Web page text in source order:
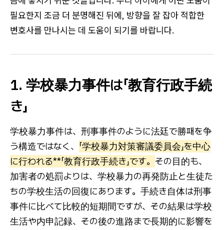
필요한지 조금 더 분명해진 뒤에, 방향을 잘 잡아 적합한
변호사를 만나시는 데 도움이 되기를 바랍니다.
1. 学校暴力事件は「教育行政手続
き」
学校暴力事件は、刑事事件のように法廷で勝패を争
う構造ではなく、 「学校暴力対策審議委員会」を中心
に行われる**「教育行政手続き」です。 その目的も、
加害者の処罰よりは、学校暴力の再発防止と生徒た
ちの学校生活の回復にあります。手続き自体は刑事
事件に比べて比較的短期間ですが、その結果は学校
生活や内申記録、その後の進路まで長期的に影響を